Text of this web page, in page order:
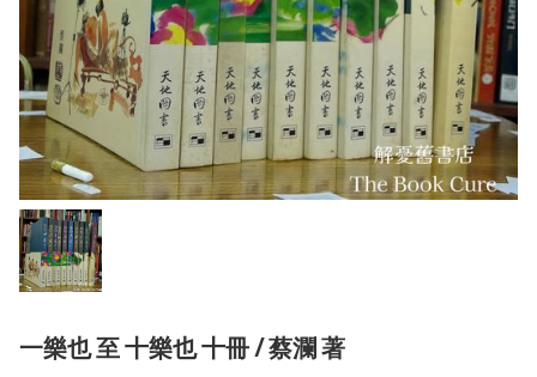
一樂也 至 十樂也 十冊 / 蔡瀾 著